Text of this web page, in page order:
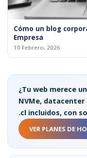
Cómo un blog
Empresa
10 Febrero, 2026
¿Tu web merece
NVMe, datacenter
.cl incluidos, con
VER PLANES DE